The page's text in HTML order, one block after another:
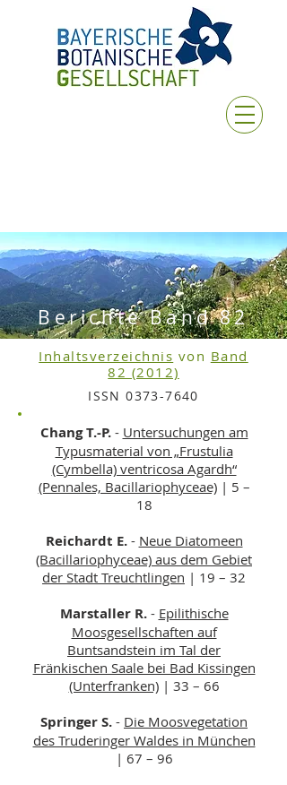
Berichte Band 82
Inhaltsverzeichnis von Band
82 (2012)
ISSN0373-7640
Chang T.-P. - Untersuchungen am
Typusmaterial von „Frustulia
(Cymbella) ventricosa Agardh“
(Pennales, Bacillariophyceae)| 5 –
18
Reichardt E.- Neue Diatomeen
(Bacillariophyceae) aus dem Gebiet
der Stadt Treuchtlingen | 19 – 32
Marstaller R.- Epilithische
Moosgesellschaften auf
Buntsandstein im Tal der
Fränkischen Saale bei Bad Kissingen
(Unterfranken)| 33 – 66
Springer S. - Die Moosvegetation
des Truderinger Waldes in München
| 67 – 96